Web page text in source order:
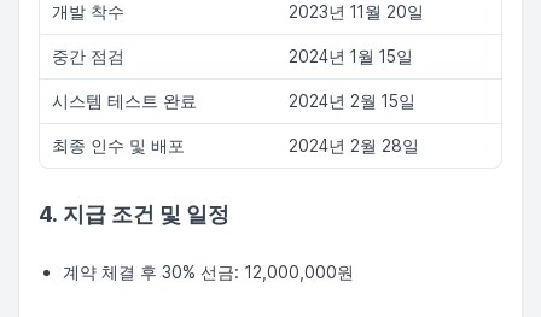
개발 착수 2023년 11월 20일
중간 점검 2024년 1월 15일
시스템 테스트 완료 2024년 2월 15일
최종 인수 및 배포 2024년 2월 28일
4. 지급 조건 및 일정
계약 체결 후 30% 선금: 12,000,000원